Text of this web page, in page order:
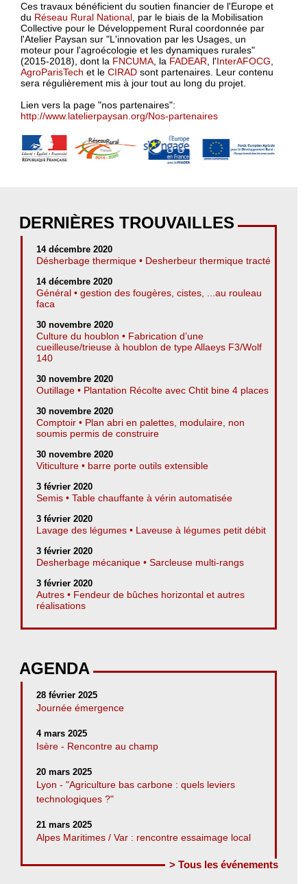
Ces travaux bénéficient du soutien financier de l'Europe et
du Réseau Rural National, par le biais de la Mobilisation
Collective pour le Développement Rural coordonnée par
l'Atelier Paysan sur "L'innovation par les Usages, un
moteur pour l'agroécologie et les dynamiques rurales"
(2015-2018), dont la FNCUMA, la FADEAR, l'InterAFOCG,
AgroParisTech et le CIRAD sont partenaires. Leur contenu
sera régulièrement mis à jour tout au long du projet.
Lien vers la page "nos partenaires":
http://www.latelierpaysan.org/Nos-partenaires
DERNIÈRES TROUVAILLES
14 décembre 2020
Désherbage thermique • Desherbeur thermique tracté
14 décembre 2020
Général • gestion des fougères, cistes, ...au rouleau
faca
30 novembre 2020
Culture du houblon • Fabrication d’une
cueilleuse/trieuse à houblon de type Allaeys F3/Wolf
140
30 novembre 2020
Outillage • Plantation Récolte avec Chtit bine 4 places
30 novembre 2020
Comptoir • Plan abri en palettes, modulaire, non
soumis permis de construire
30 novembre 2020
Viticulture • barre porte outils extensible
3 février 2020
Semis • Table chauffante à vérin automatisée
3 février 2020
Lavage des légumes • Laveuse à légumes petit débit
3 février 2020
Desherbage mécanique • Sarcleuse multi-rangs
3 février 2020
Autres • Fendeur de bûches horizontal et autres
réalisations
AGENDA
28 février 2025
Journée émergence
4 mars 2025
Isère - Rencontre au champ
20 mars 2025
Lyon - "Agriculture bas carbone : quels leviers
technologiques ?"
21 mars 2025
Alpes Maritimes / Var : rencontre essaimage local
> Tous les événements